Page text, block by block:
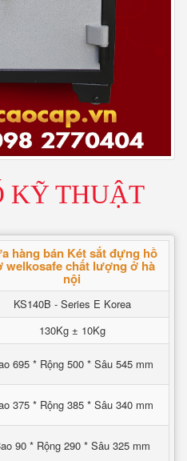
KỸ THUẬT
hàng bán Két sắt đựng hồ
welkosafe chất lượng ở hà
nội
KS140B - Series E Korea
130Kg ± 10Kg
695 * Rộng 500 * Sâu 545 mm
375 * Rộng 385 * Sâu 340 mm
90 * Rộng 290 * Sâu 325 mm